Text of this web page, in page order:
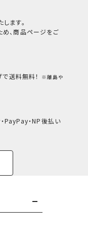
ます。
、商品ページをご
送料無料！
※離島や
PayPay・NP後払い